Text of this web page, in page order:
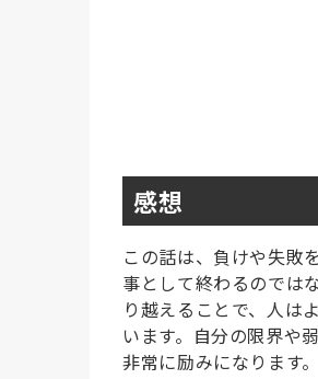
感想
この話は、負けや失敗
事として終わるのでは
り越えることで、人は
います。自分の限界や
非常に励みになります。